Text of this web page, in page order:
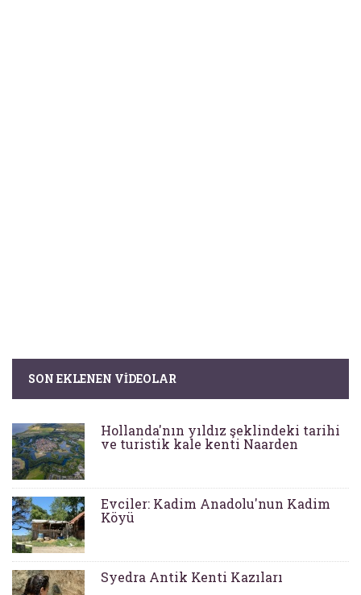
SON EKLENEN VIDEOLAR
Hollanda'nın yıldız şeklindeki tarihi
ve turistik kale kenti Naarden
Evciler: Kadim Anadolu'nun Kadim
Köyü
Syedra Antik Kenti Kazıları